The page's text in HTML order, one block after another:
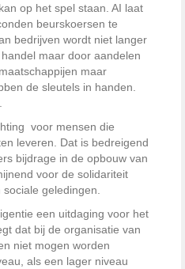
op het spel staan. AI laat
beurskoersen te
bedrijven wordt niet langer
maar door aandelen
maar
de sleutels in handen.
voor mensen die
leveren. Dat is bedreigend
bijdrage in de opbouw van
voor de solidariteit
geledingen.
een uitdaging voor het
dat bij de organisatie van
niet mogen worden
als een lager niveau